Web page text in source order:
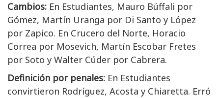
Cambios: En Estudiantes, Mauro Búffali por
Gómez, Martín Uranga por Di Santo y López
por Zapico. En Crucero del Norte, Horacio
Correa por Mosevich, Martín Escobar Fretes
por Soto y Walter Cúder por Cabrera.
Definición por penales: En Estudiantes
convirtieron Rodríguez, Acosta y Chiaretta. Erró